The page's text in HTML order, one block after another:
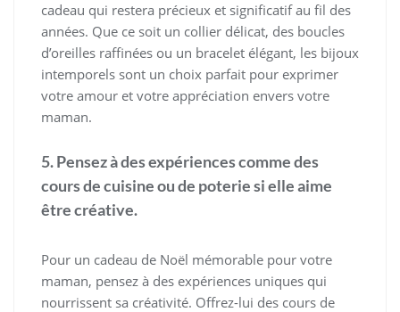
cadeau qui restera précieux et significatif au fil des
années. Que ce soit un collier délicat, des boucles
d’oreilles raffinées ou un bracelet élégant, les bijoux
intemporels sont un choix parfait pour exprimer
votre amour et votre appréciation envers votre
maman.
5. Pensez à des expériences comme des
cours de cuisine ou de poterie si elle aime
être créative.
Pour un cadeau de Noël mémorable pour votre
maman, pensez à des expériences uniques qui
nourrissent sa créativité. Offrez-lui des cours de